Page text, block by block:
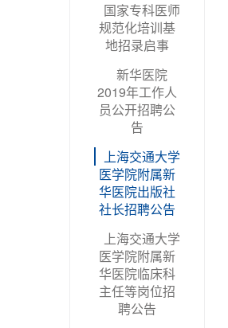
国家专科医师
规范化培训基
地招录启事
新华医院
2019年工作人
员公开招聘公
告
上海交通大学
医学院附属新
华医院出版社
社长招聘公告
上海交通大学
医学院附属新
华医院临床科
主任等岗位招
聘公告